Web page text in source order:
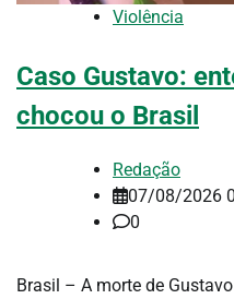
Violência
Caso Gustavo:
chocou o Brasil
Redação
07/08/2026
0
Brasil – A morte de